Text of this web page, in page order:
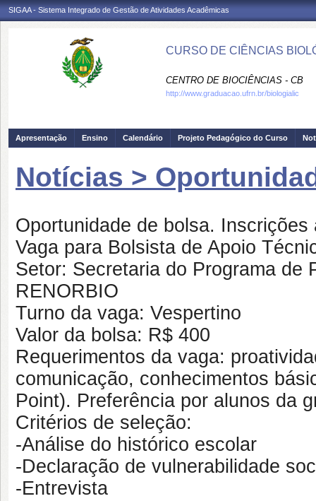
SIGAA - Sistema Integrado de Gestão de Atividades Acadêmicas
CURSO DE CIÊNCIAS
CENTRO DE BIOCIÊNCIAS - CB
http://www.graduacao.ufrn.br/biologialic
Apresentação Ensino Calendário Projeto Pedagógico do Curso
Notícias >
Oportunidade de bolsa.
Vaga para Bolsista de Apoio
Setor: Secretaria do Programa de
RENORBIO
Turno da vaga: Vespertino
Valor da bolsa: R$ 400
Requerimentos da vaga:
comunicação, conhecimentos
Point). Preferência por alunos da
Critérios de seleção:
-Análise do histórico escolar
-Declaração de vulnerabilidade
-Entrevista